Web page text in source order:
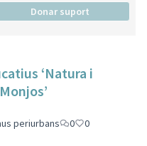
Donar suport
‘Natura i
periurbans
0
0